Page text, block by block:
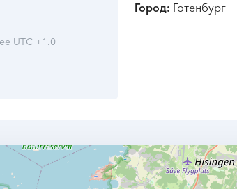
UTC +1.0
Город Готенбург